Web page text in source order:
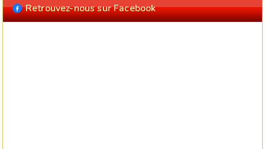
Retrouvez-nous sur Facebook